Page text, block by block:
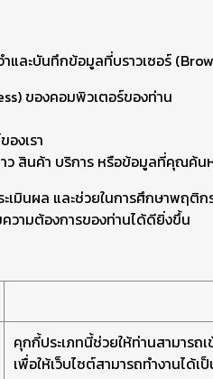
ำและบันทึกข้อมูลที่บราวเซอร์
ของคอมพิวเตอร์ของท่าน
งเรา
สินค้า บริการ หรือข้อมูลที่คุณค้น
ะเมินผล และช่วยในการศึกษาพ
วามต้องการของท่านได้ดียิ่งขึ้น
คุกกี้ประเภทนี้ช่วยให้ท่านสามารถ
เพื่อให้เว็บไซต์สามารถทำงานได้